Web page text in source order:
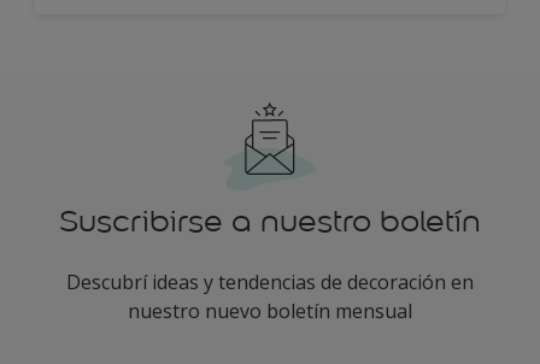
Suscribirse a nuestro boletín
Descubrí ideas y tendencias de decoración en
nuestro nuevo boletín mensual